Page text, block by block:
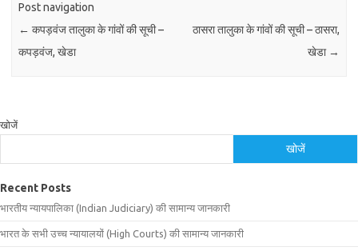
Post navigation
← कपड़वंज तालुका के गांवों की सूची –
कपड़वंज, खेडा
ठासरा तालुका के गांवों की सूची – ठासरा,
खेडा →
खोजें
खोजें
Recent Posts
भारतीय न्यायपालिका (Indian Judiciary) की सामान्य जानकारी
भारत के सभी उच्च न्यायालयों (High Courts) की सामान्य जानकारी